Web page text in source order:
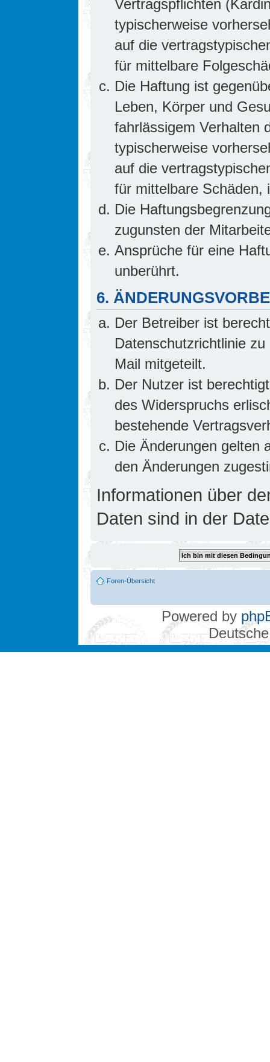
Vertragspflichten
typischerweise
auf die
für mittelbare
Die Haftung ist
Leben, Körper und
fahrlässigem Verhalten
typischerweise
auf die
für mittelbare Schäden,
Die
zugunsten der
Ansprüche für eine
unberührt.
6.
Der Betreiber ist
Datenschutzrichtlinie
Mail mitgeteilt.
Der Nutzer ist
des Widerspruchs
bestehende
Die Änderungen gelten
den Änderungen
Informationen über
Daten sind in der
Foren-Übersicht
Powered by